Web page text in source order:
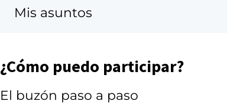
Mis asuntos
¿Cómo puedo participar?
El buzón paso a paso